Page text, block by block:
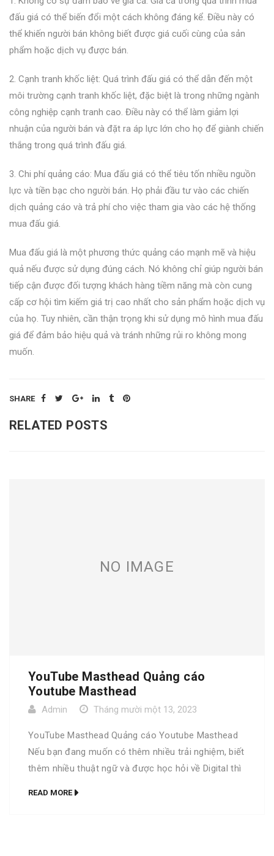
đấu giá có thể biến đổi một cách không đáng kể. Điều này có
thể khiến người bán không biết được giá cuối cùng của sản
phẩm hoặc dịch vụ được bán.
2. Cạnh tranh khốc liệt: Quá trình đấu giá có thể dẫn đến một
môi trường cạnh tranh khốc liệt, đặc biệt là trong những ngành
công nghiệp cạnh tranh cao. Điều này có thể làm giảm lợi
nhuận của người bán và đặt ra áp lực lớn cho họ để giành chiến
thắng trong quá trình đấu giá.
3. Chi phí quảng cáo: Mua đấu giá có thể tiêu tốn nhiều nguồn
lực và tiền bạc cho người bán. Họ phải đầu tư vào các chiến
dịch quảng cáo và trả phí cho việc tham gia vào các hệ thống
mua đấu giá.
Mua đấu giá là một phương thức quảng cáo mạnh mẽ và hiệu
quả nếu được sử dụng đúng cách. Nó không chỉ giúp người bán
tiếp cận được đối tượng khách hàng tiềm năng mà còn cung
cấp cơ hội tìm kiếm giá trị cao nhất cho sản phẩm hoặc dịch vụ
của họ. Tuy nhiên, cần thận trọng khi sử dụng mô hình mua đấu
giá để đảm bảo hiệu quả và tránh những rủi ro không mong
muốn.
SHARE
RELATED POSTS
NO IMAGE
YouTube Masthead Quảng cáo
Youtube Masthead
Admin Tháng mười một 13, 2023
YouTube Masthead Quảng cáo Youtube Masthead
Nếu bạn đang muốn có thêm nhiều trải nghiệm, biết
thêm nhiều thuật ngữ và được học hỏi về Digital thì
READ MORE